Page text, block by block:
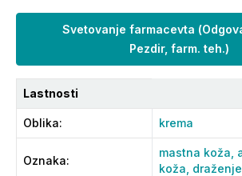
Svetovanje farmacevta (
Pezdir, farm. teh.)
Lastnosti
Oblika: krema
Oznaka:
mastna koža,
koža, draženje